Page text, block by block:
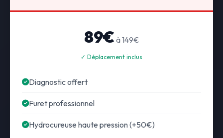
89€ à 149€
✓ Déplacement inclus
Diagnostic offert
Furet professionnel
Hydrocureuse haute pression (+50€)